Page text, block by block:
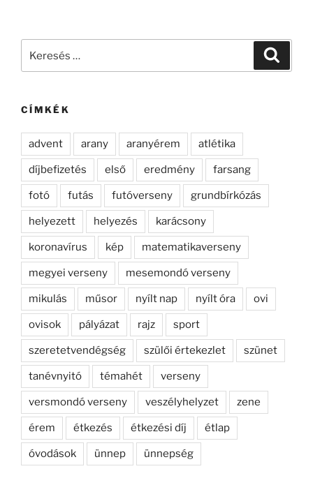
CÍMKÉK
advent arany aranyérem atlétika
díjbefizetés első eredmény farsang
fotó futás futóverseny grundbírkózás
helyezett helyezés karácsony
koronavírus kép matematikaverseny
megyei verseny mesemondó verseny
mikulás műsor nyílt nap nyílt óra ovi
ovisok pályázat rajz sport
szeretetvendégség szülői értekezlet szünet
tanévnyitó témahét verseny
versmondó verseny veszélyhelyzet zene
érem étkezés étkezési díj étlap
óvodások ünnep ünnepség